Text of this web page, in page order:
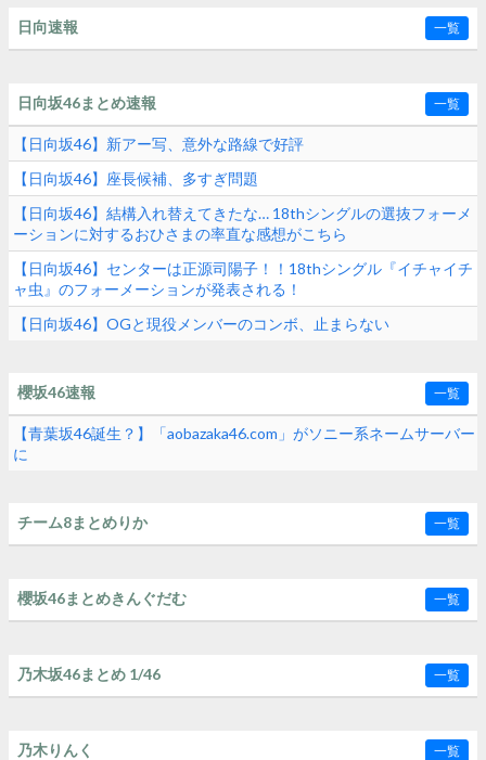
日向速報 一覧
日向坂46まとめ速報 一覧
【日向坂46】新アー写、意外な路線で好評
【日向坂46】座長候補、多すぎ問題
【日向坂46】結構入れ替えてきたな… 18thシングルの選抜フォーメ
ーションに対するおひさまの率直な感想がこちら
【日向坂46】センターは正源司陽子！！18thシングル『イチャイチ
ャ虫』のフォーメーションが発表される！
【日向坂46】OGと現役メンバーのコンボ、止まらない
櫻坂46速報 一覧
【青葉坂46誕生？】「aobazaka46.com」がソニー系ネームサーバー
に
チーム8まとめりか 一覧
櫻坂46まとめきんぐだむ 一覧
乃木坂46まとめ 1/46 一覧
乃木りんく 一覧